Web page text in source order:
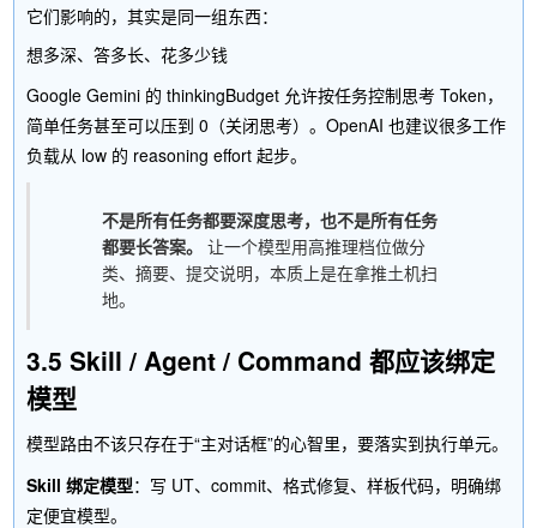
它们影响的，其实是同一组东西：
Google Gemini 的thinkingBudget 允许按任务控制思考 Token，
简单任务甚至可以压到 0（关闭思考）。OpenAI 也建议很多工作
负载从 low 的 reasoning effort 起步。
不是所有任务都要深度思考，也不是所有任务
都要长答案。 让一个模型用高推理档位做分
类、摘要、提交说明，本质上是在拿推土机扫
地。
3.5 Skill / Agent / Command 都应该绑定
模型
模型路由不该只存在于“主对话框”的心智里，要落实到执行单元。
Skill 绑定模型：写 UT、commit、格式修复、样板代码，明确绑
定便宜模型。